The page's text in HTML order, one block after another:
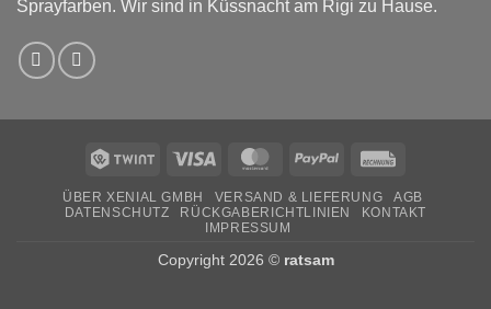
Sprayfarben. Wir sind in Küssnacht am Rigi zu Hause.
Twint Visa MasterCardPayPal
ÜBER XENIAL GMBH VERSAND & LIEFERUNG
AGB
DATENSCHUTZ
RÜCKGABERICHTLINIEN
KONTAKT
IMPRESSUM
Copyright 2026 © ratsam